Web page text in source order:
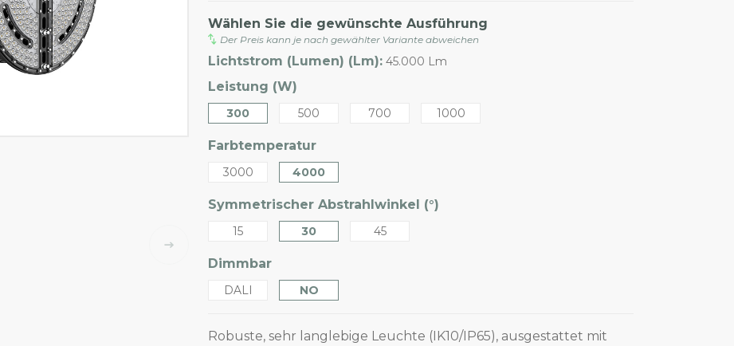
Wählen Sie die gewünschte Ausführung
Der Preis kann je nach gewählter Variante abweichen
Lichtstrom (Lumen) (Lm): 45.000 Lm
Leistung (W)
300 500 700 1000
Farbtemperatur
3000 4000
Symmetrischer Abstrahlwinkel (°)
15 30 45
Dimmbar
DALI NO
Robuste, sehr langlebige Leuchte (IK10/IP65), ausgestattet mit